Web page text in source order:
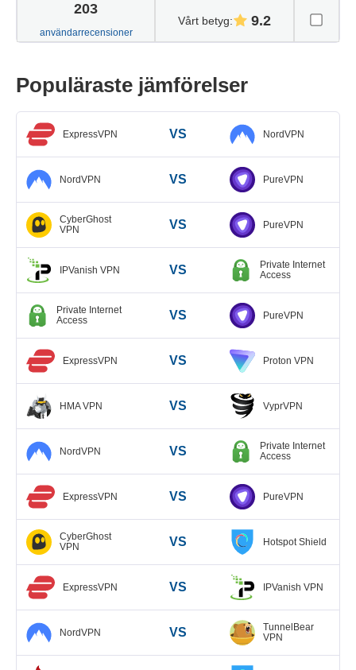
203
användarrecensioner
Vårt betyg: 9.2
Populäraste jämförelser
ExpressVPN VS NordVPN
NordVPN VS PureVPN
CyberGhost
VPN
VS PureVPN
IPVanish VPN VS
Private Internet
Access
Private Internet
Access
VS PureVPN
ExpressVPN VS Proton VPN
HMA VPN VS VyprVPN
NordVPN VS
Private Internet
Access
ExpressVPN VS PureVPN
CyberGhost
VPN
VS Hotspot Shield
ExpressVPN VS IPVanish VPN
NordVPN VS
TunnelBear
VPN